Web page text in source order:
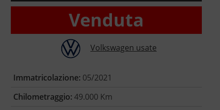
Venduta
Volkswagen usate
Immatricolazione: 05/2021
Chilometraggio: 49.000 Km